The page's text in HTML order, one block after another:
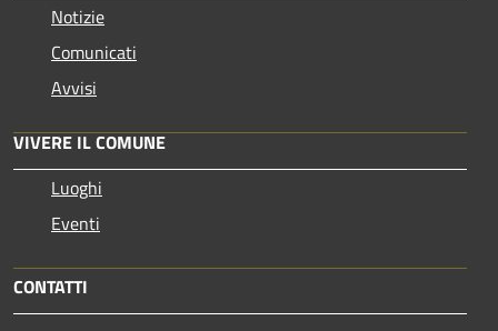
Notizie
Comunicati
Avvisi
VIVERE IL COMUNE
Luoghi
Eventi
CONTATTI